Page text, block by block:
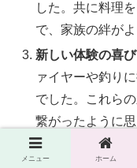
した。共に料理
で、家族の絆が
新しい体験の喜び
ァイヤーや釣り
でした。これら
繋がったように思
リラックスとリ
メニュー ホーム